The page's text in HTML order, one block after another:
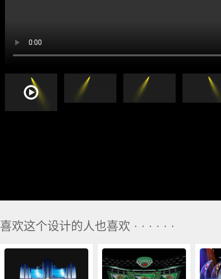
喜欢这个设计的人也喜欢 · · · · · ·